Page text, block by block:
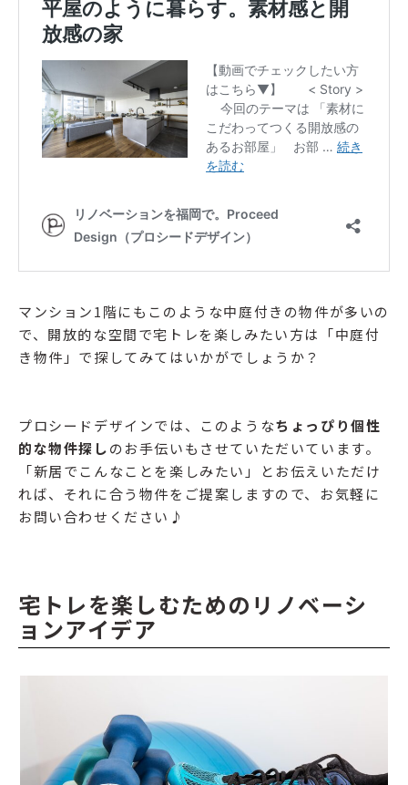
マンション1階にもこのような中庭付きの物件が多いの
で、開放的な空間で宅トレを楽しみたい方は「中庭付
き物件」で探してみてはいかがでしょうか？
プロシードデザインでは、このようなちょっぴり個性
的な物件探しのお手伝いもさせていただいています。
「新居でこんなことを楽しみたい」とお伝えいただけ
れば、それに合う物件をご提案しますので、お気軽に
お問い合わせください♪
宅トレを楽しむためのリノベーシ
ョンアイデア